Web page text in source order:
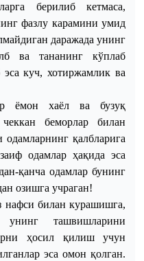
берилиб кетмаса,
фазлу карамини умид
даражада унинг
ва тананинг кўплаб
куч, хотиржамлик ва
ёмон хаёл ва бузуқ
беморлар билан
қалбларига
одамлар ҳақида эса
қанча одамлар бунинг
озишга учраган!
билан курашишга,
ташвишларини
ҳосил қилиш учун
эса омон қолган.